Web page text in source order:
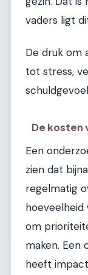
vaders ligt
De druk om
tot stress,
De kosten
Een
zien dat
regelmatig
hoeveelheid
om
maken. Een
heeft